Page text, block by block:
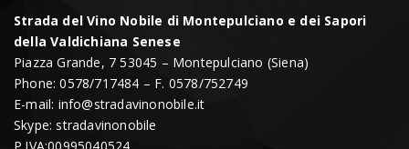
Strada del Vino Nobile di Montepulciano e dei Sapori
della Valdichiana Senese
Piazza Grande, 7 53045 – Montepulciano (Siena)
Phone: 0578/717484 – F. 0578/752749
E-mail: info@stradavinonobile.it
Skype: stradavinonobile